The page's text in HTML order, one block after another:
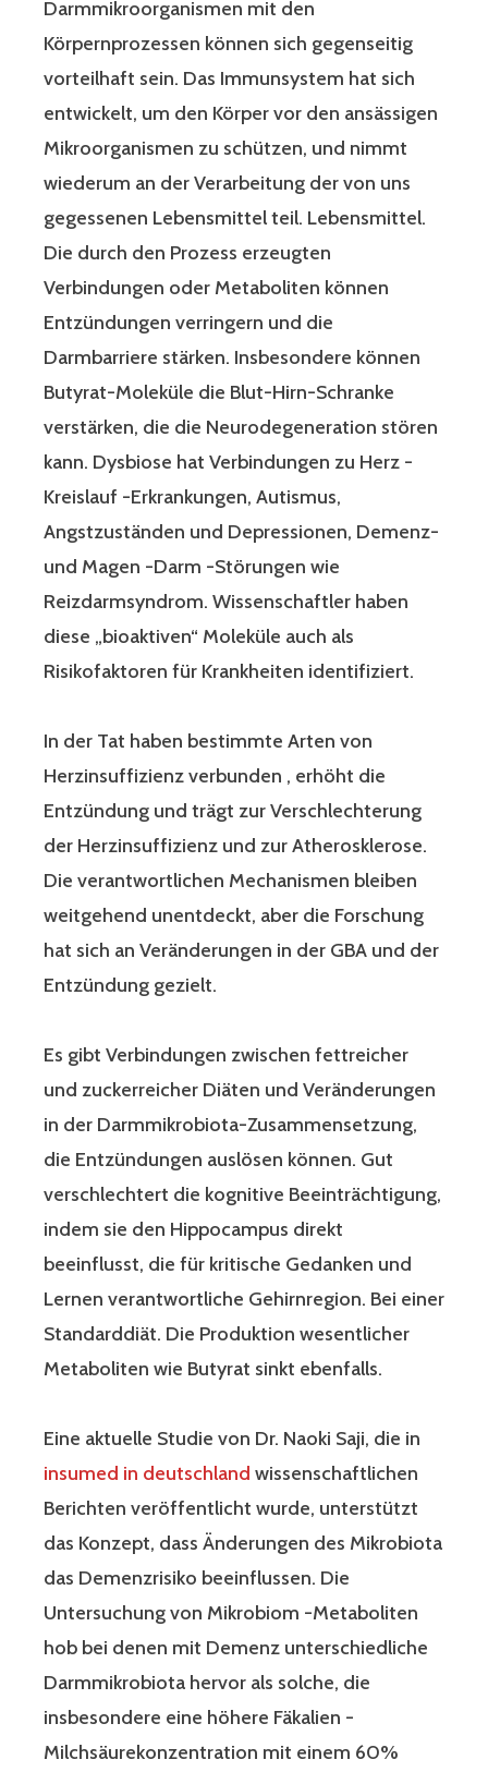
Darmmikroorganismen mit den
Körpernprozessen können sich gegenseitig
vorteilhaft sein. Das Immunsystem hat sich
entwickelt, um den Körper vor den ansässigen
Mikroorganismen zu schützen, und nimmt
wiederum an der Verarbeitung der von uns
gegessenen Lebensmittel teil. Lebensmittel.
Die durch den Prozess erzeugten
Verbindungen oder Metaboliten können
Entzündungen verringern und die
Darmbarriere stärken. Insbesondere können
Butyrat-Moleküle die Blut-Hirn-Schranke
verstärken, die die Neurodegeneration stören
kann. Dysbiose hat Verbindungen zu Herz -
Kreislauf -Erkrankungen, Autismus,
Angstzuständen und Depressionen, Demenz-
und Magen -Darm -Störungen wie
Reizdarmsyndrom. Wissenschaftler haben
diese „bioaktiven“ Moleküle auch als
Risikofaktoren für Krankheiten identifiziert.
In der Tat haben bestimmte Arten von
Herzinsuffizienz verbunden , erhöht die
Entzündung und trägt zur Verschlechterung
der Herzinsuffizienz und zur Atherosklerose.
Die verantwortlichen Mechanismen bleiben
weitgehend unentdeckt, aber die Forschung
hat sich an Veränderungen in der GBA und der
Entzündung gezielt.
Es gibt Verbindungen zwischen fettreicher
und zuckerreicher Diäten und Veränderungen
in der Darmmikrobiota-Zusammensetzung,
die Entzündungen auslösen können. Gut
verschlechtert die kognitive Beeinträchtigung,
indem sie den Hippocampus direkt
beeinflusst, die für kritische Gedanken und
Lernen verantwortliche Gehirnregion. Bei einer
Standarddiät. Die Produktion wesentlicher
Metaboliten wie Butyrat sinkt ebenfalls.
Eine aktuelle Studie von Dr. Naoki Saji, die in
insumed in deutschland wissenschaftlichen
Berichten veröffentlicht wurde, unterstützt
das Konzept, dass Änderungen des Mikrobiota
das Demenzrisiko beeinflussen. Die
Untersuchung von Mikrobiom -Metaboliten
hob bei denen mit Demenz unterschiedliche
Darmmikrobiota hervor als solche, die
insbesondere eine höhere Fäkalien -
Milchsäurekonzentration mit einem 60%